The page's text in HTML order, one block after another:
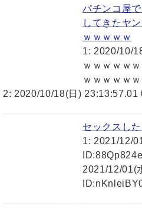
パチンコ屋
してきたヤ
ｗｗｗｗｗ
1: 2020/10/
ｗｗｗｗｗ
ｗｗｗｗｗ
2: 2020/10/18(日)
セックスし
1: 2021/12/
2021/12/01(